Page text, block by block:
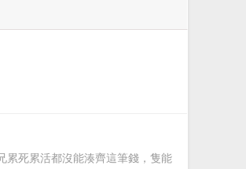
死累活都沒能湊齊這筆錢，隻能